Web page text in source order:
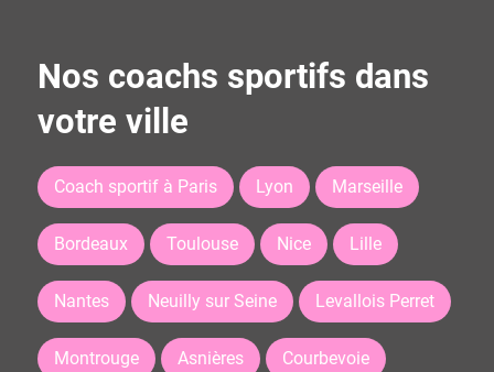
Nos coachs sportifs dans
votre ville
Coach sportif à Paris Lyon Marseille
Bordeaux Toulouse Nice Lille
Nantes Neuilly sur Seine Levallois Perret
Montrouge Asnières Courbevoie